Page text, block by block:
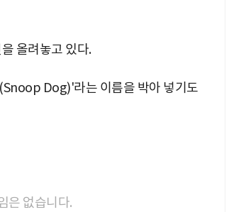
올려놓고 있다.
Dog)'라는 이름을 박아 넣기도
은 없습니다.